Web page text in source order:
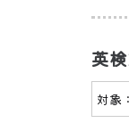
英
対象